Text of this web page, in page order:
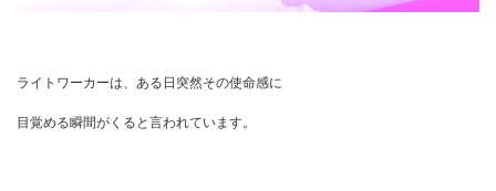
ライトワーカーは、ある日突然その使命感に
目覚める瞬間がくると言われています。